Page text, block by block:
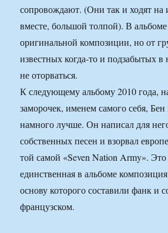
сопровождают. (Они так и ходят на
вместе, большой толпой). В
оригинальной композиции, но от
известных когда-то и подзабытых
не оторваться.
К следующему альбому 2010 года,
заморочек, именем самого себя, Бен
намного лучше. Он написал для
собственных песен и взорвал
той самой «Seven Nation Army».
единственная в альбоме
основу которого составили фанк и
французском.